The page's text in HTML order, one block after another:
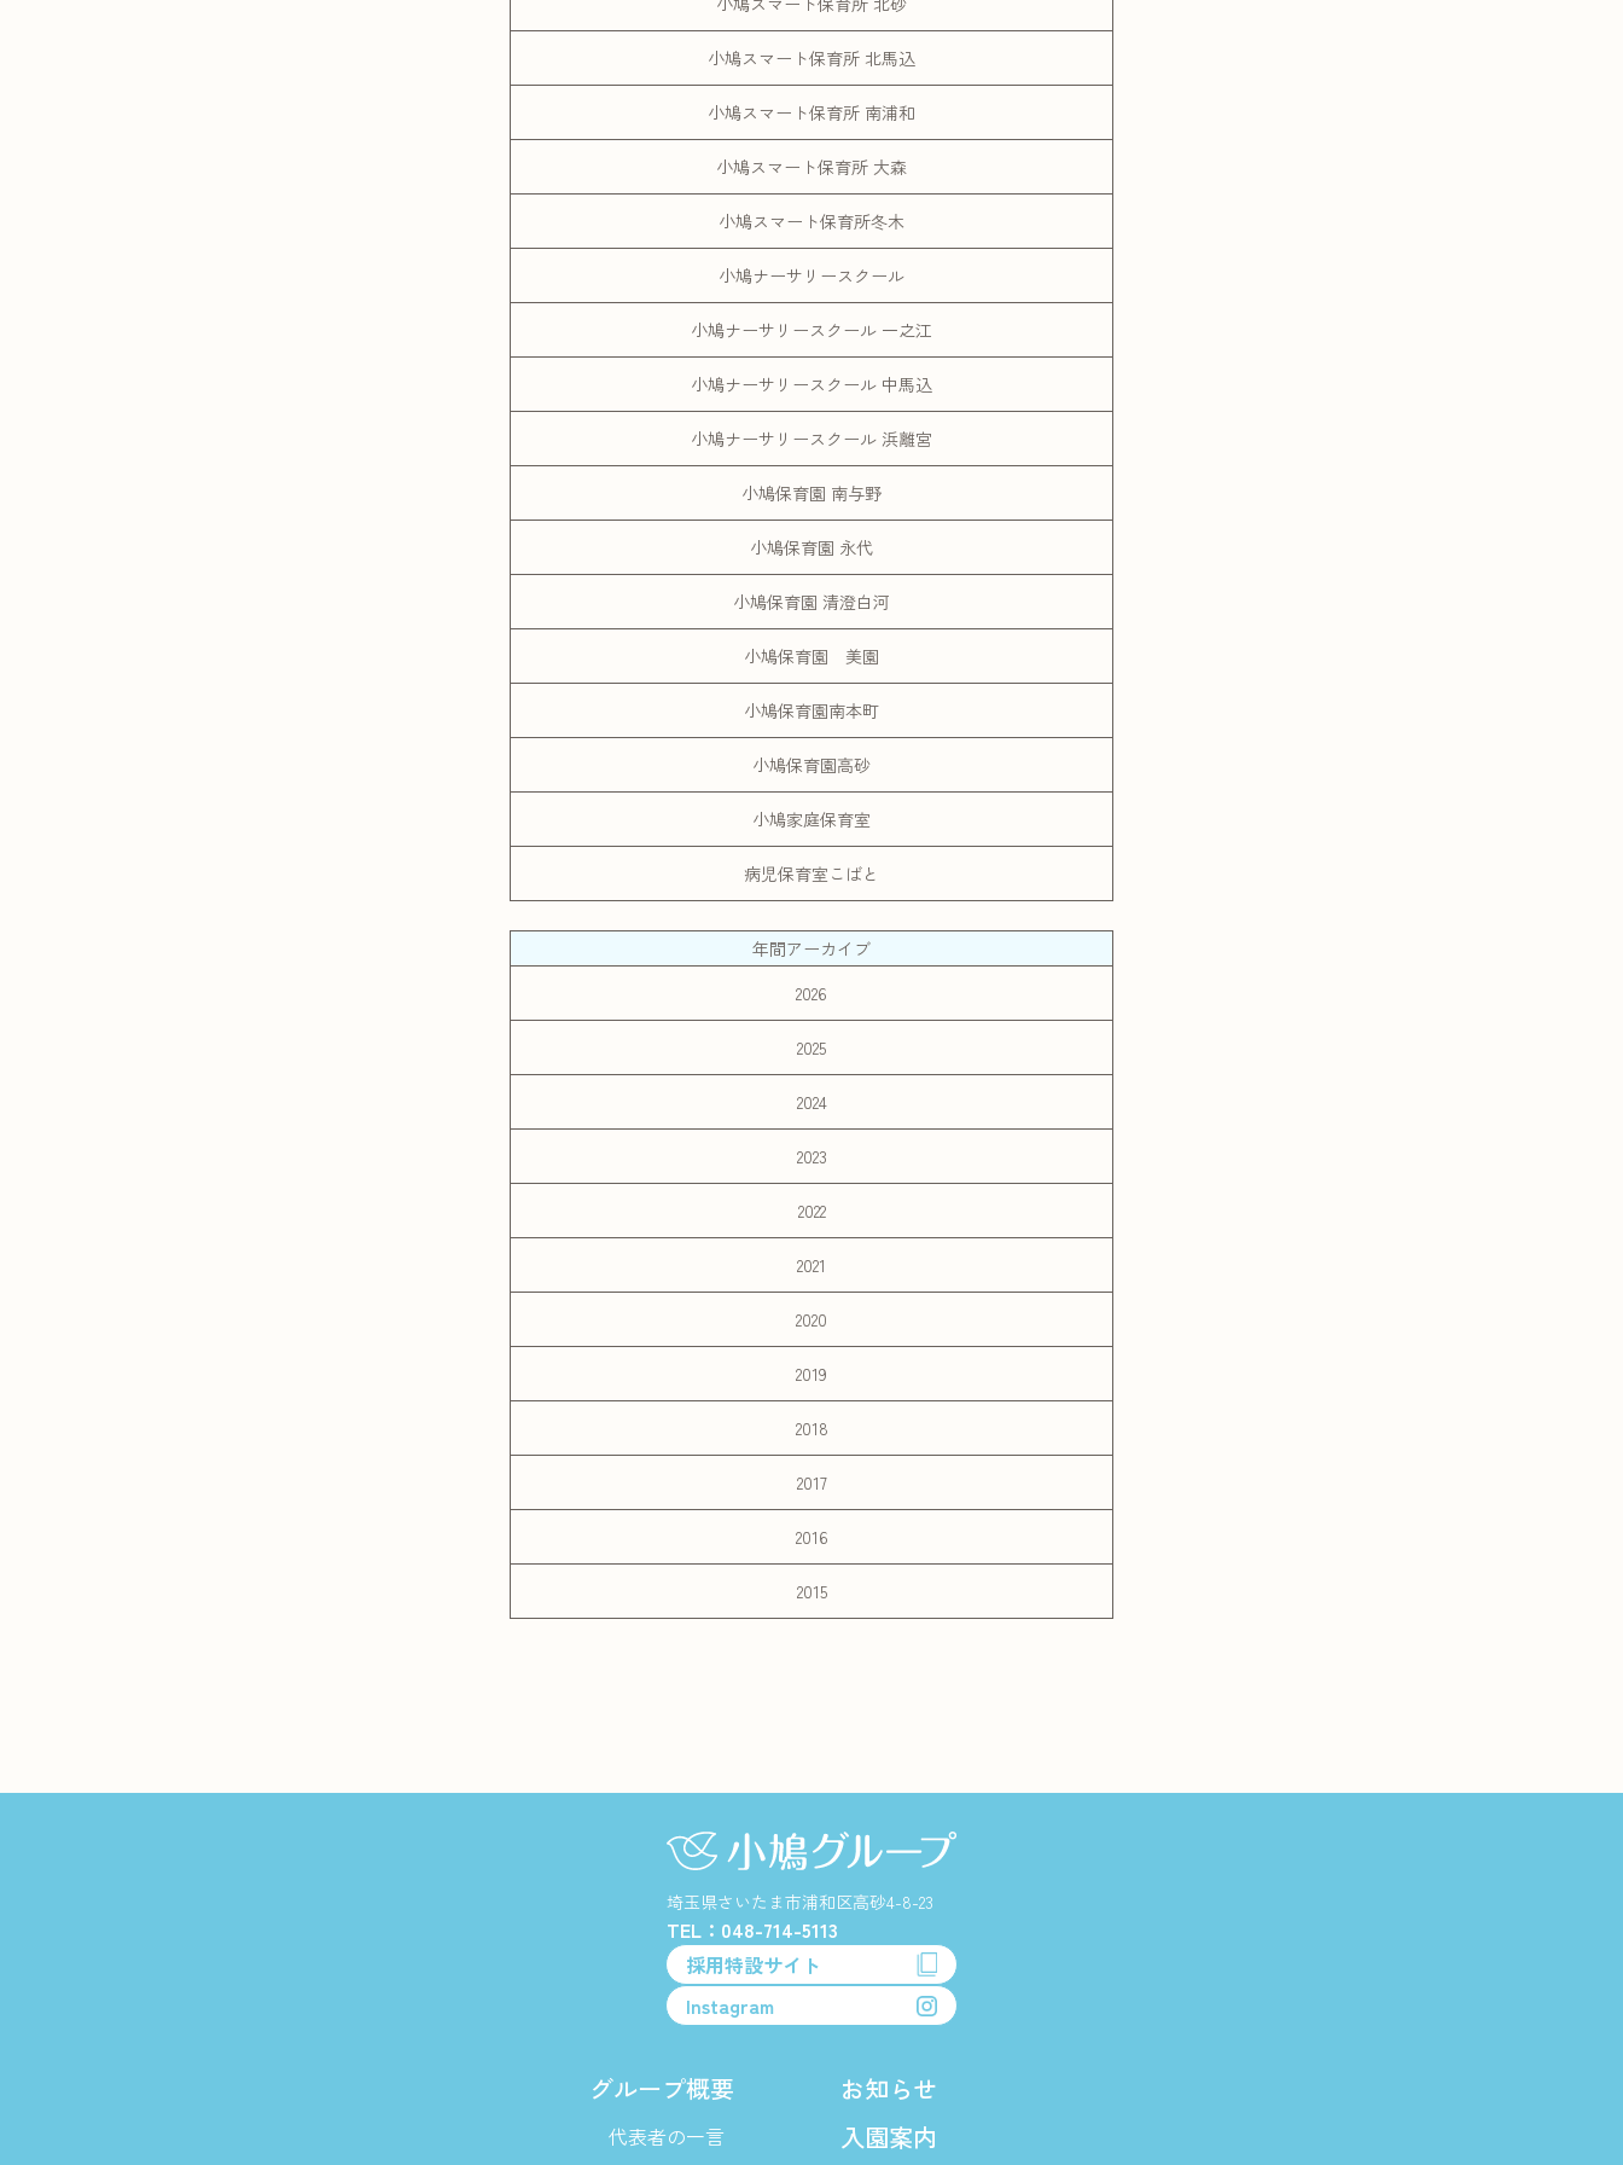
小鳩スマート保育所 北馬込
小鳩スマート保育所 南浦和
小鳩スマート保育所 大森
小鳩スマート保育所冬木
小鳩ナーサリースクール
小鳩ナーサリースクール 一之江
小鳩ナーサリースクール 中馬込
小鳩ナーサリースクール 浜離宮
小鳩保育園 南与野
小鳩保育園 永代
小鳩保育園 清澄白河
小鳩保育園 美園
小鳩保育園南本町
小鳩保育園高砂
小鳩家庭保育室
病児保育室こばと
年間アーカイブ
2026
2025
2024
2023
2022
2021
2020
2019
2018
2017
2016
2015
埼玉県さいたま市浦和区高砂4-8-23
TEL：048-714-5113
採用特設サイト
Instagram
グループ概要
代表者の一言
お知らせ
入園案内